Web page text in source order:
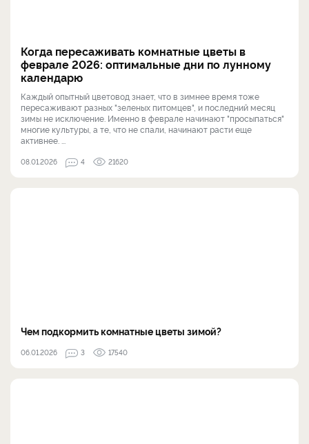
Когда пересаживать комнатные цветы в
феврале 2026: оптимальные дни по лунному
календарю
Каждый опытный цветовод знает, что в зимнее время тоже
пересаживают разных "зеленых питомцев", и последний месяц
зимы не исключение. Именно в феврале начинают "просыпаться"
многие культуры, а те, что не спали, начинают расти еще
активнее. ...
08.01.2026 4 21620
Чем подкормить комнатные цветы зимой?
06.01.2026 3 17540